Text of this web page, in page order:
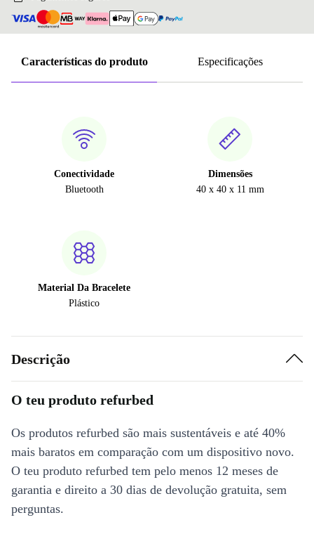
Características do produto Especificações
Conectividade
Bluetooth
Dimensões
40 x 40 x 11 mm
Material Da Bracelete
Plástico
Descrição
O teu produto refurbed
Os produtos refurbed são mais sustentáveis e até 40%
mais baratos em comparação com um dispositivo novo.
O teu produto refurbed tem pelo menos 12 meses de
garantia e direito a 30 dias de devolução gratuita, sem
perguntas.